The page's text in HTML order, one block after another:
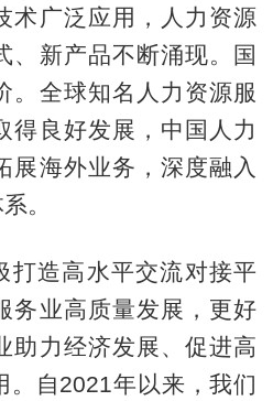
术广泛应用，人力资源
、新产品不断涌现。国
。全球知名人力资源服
得良好发展，中国人力
展海外业务，深度融入
。
打造高水平交流对接平
务业高质量发展，更好
助力经济发展、促进高
。自2021年以来，我们